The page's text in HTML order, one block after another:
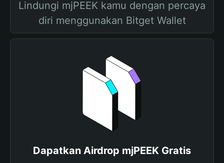
Lindungi mjPEEK kamu dengan percaya
diri menggunakan Bitget Wallet
Dapatkan Airdrop mjPEEK Gratis